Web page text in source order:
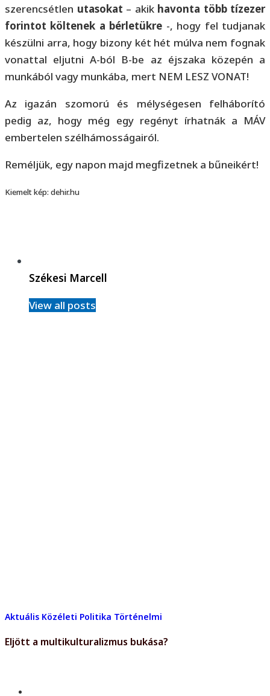
szerencsétlen utasokat – akik havonta több tízezer
forintot költenek a bérletükre -, hogy fel tudjanak
készülni arra, hogy bizony két hét múlva nem fognak
vonattal eljutni A-ból B-be az éjszaka közepén a
munkából vagy munkába, mert NEM LESZ VONAT!
Az igazán szomorú és mélységesen felháborító
pedig az, hogy még egy regényt írhatnák a MÁV
embertelen szélhámosságairól.
Reméljük, egy napon majd megfizetnek a bűneikért!
Kiemelt kép: dehir.hu
Székesi Marcell
View all posts
Aktuális Közéleti Politika Történelmi
Eljött a multikulturalizmus bukása?